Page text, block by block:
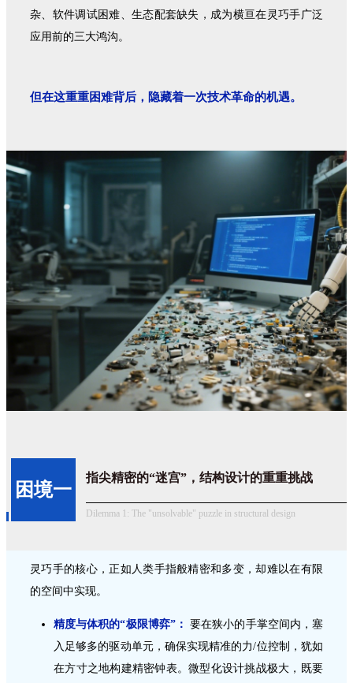
杂、软件调试困难、生态配套缺失，成为横亘在灵巧手广泛
应用前的三大鸿沟。
但在这重重困难背后，隐藏着一次技术革命的机遇。
困境一
指尖精密的“迷宫” ，结构设计的重重挑战
Dilemma 1: The "unsolvable" puzzle in structural design
灵巧手的核心，正如人类手指般精密和多变，却难以在有限
的空间中实现。
精度与体积的“极限博弈”： 要在狭小的手掌空间内，塞
入足够多的驱动单元，确保实现精准的力/位控制，犹如
在方寸之地构建精密钟表。微型化设计挑战极大，既要